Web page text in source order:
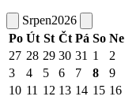
Srpen2026
Po Út St Čt Pá So Ne
27 28 29 30 31 1
2
3
4 5 6 7 8
9
10 11 12 13 14 15 16